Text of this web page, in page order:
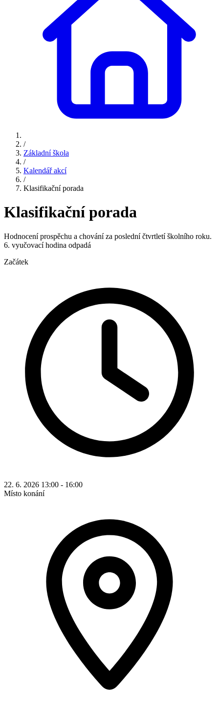
/
Základní škola
/
Kalendář akcí
/
Klasifikační porada
Klasifikační porada
Hodnocení prospěchu a chování za poslední čtvrtletí školního roku.
6. vyučovací hodina odpadá
Začátek
22. 6. 2026 13:00 - 16:00
Místo konání